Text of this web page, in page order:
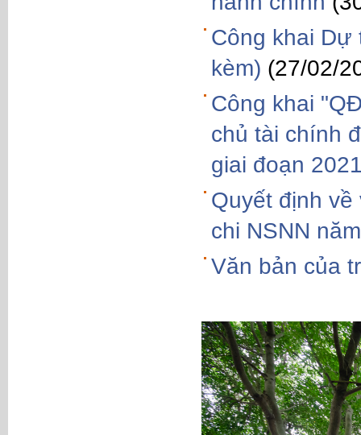
Công khai Dự
kèm) (27/02/
Công khai
chủ tài chính
giai đoạn
Quyết định
chi NSNN
Văn bản của